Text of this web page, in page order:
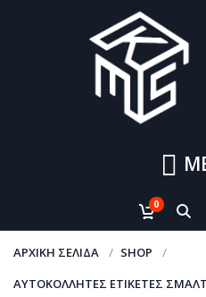
0
ΑΡΧΙΚΉ ΣΕΛΊΔΑ
SHOP
ΑΥΤΟΚΌΛΛΗΤΕΣ ΕΤΙΚΈΤΕΣ